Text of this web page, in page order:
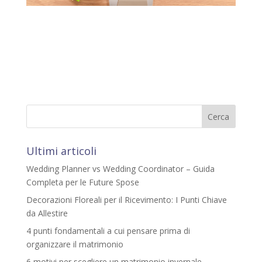
Ultimi articoli
Wedding Planner vs Wedding Coordinator – Guida
Completa per le Future Spose
Decorazioni Floreali per il Ricevimento: I Punti Chiave
da Allestire
4 punti fondamentali a cui pensare prima di
organizzare il matrimonio